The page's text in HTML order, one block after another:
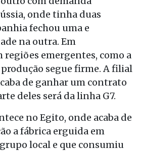
onde tinha duas
fechou uma e
na outra. Em
regiões emergentes, como a
segue firme. A filial
de ganhar um contrato
deles será da linha G7.
no Egito, onde acaba de
a fábrica erguida em
local e que consumiu